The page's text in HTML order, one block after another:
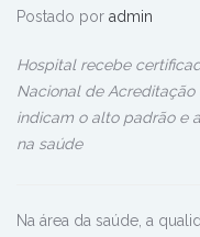
Postado por admin
Hospital recebe
Nacional de Acreditação
indicam o alto padrão e
na saúde
Na área da saúde, a